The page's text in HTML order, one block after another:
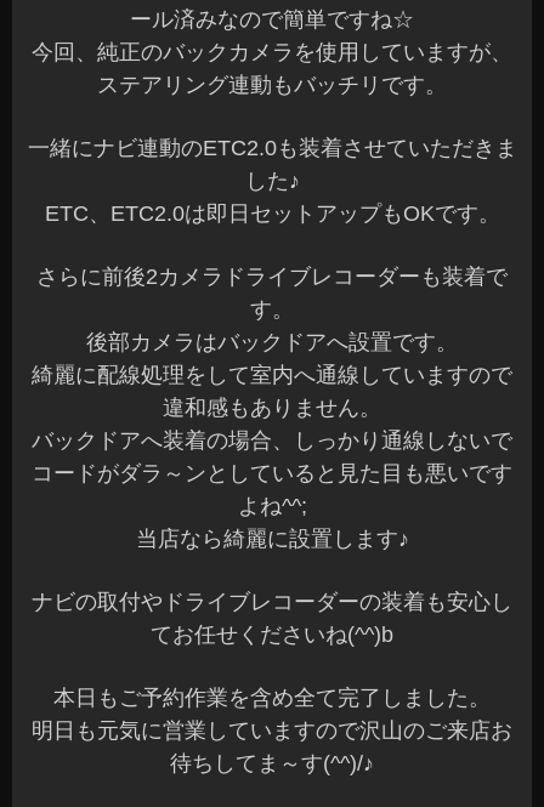
ール済みなので簡単ですね☆
今回、純正のバックカメラを使用していますが、
ステアリング連動もバッチリです。
一緒にナビ連動のETC2.0も装着させていただきま
した♪
ETC、ETC2.0は即日セットアップもOKです。
さらに前後2カメラドライブレコーダーも装着で
す。
後部カメラはバックドアへ設置です。
綺麗に配線処理をして室内へ通線していますので
違和感もありません。
バックドアへ装着の場合、しっかり通線しないで
コードがダラ～ンとしていると見た目も悪いです
よね^^;
当店なら綺麗に設置します♪
ナビの取付やドライブレコーダーの装着も安心し
てお任せくださいね(^^)b
本日もご予約作業を含め全て完了しました。
明日も元気に営業していますので沢山のご来店お
待ちしてま～す(^^)/♪